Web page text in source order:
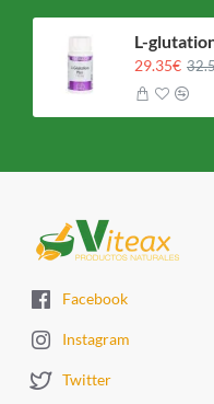
L-
29.35€
Facebook
Instagram
Twitter